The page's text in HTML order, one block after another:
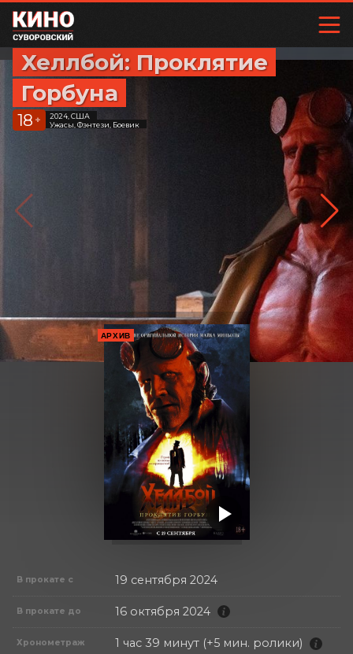
Хеллбой: Проклятие
Горбуна
18 +
2024, США
Ужасы, Фэнтези, Боевик
АРХИВ
В прокате с 19 сентября 2024
В прокате до 16 октября 2024
Хронометраж 1 час 39 минут (+5 мин. ролики)